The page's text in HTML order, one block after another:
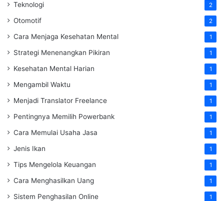
Teknologi 2
Otomotif 2
Cara Menjaga Kesehatan Mental 1
Strategi Menenangkan Pikiran 1
Kesehatan Mental Harian 1
Mengambil Waktu 1
Menjadi Translator Freelance 1
Pentingnya Memilih Powerbank 1
Cara Memulai Usaha Jasa 1
Jenis Ikan 1
Tips Mengelola Keuangan 1
Cara Menghasilkan Uang 1
Sistem Penghasilan Online 1